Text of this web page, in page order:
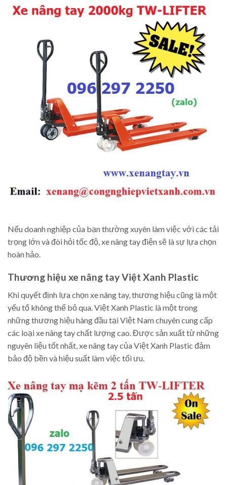
Nếu doanh nghiệp của bạn thường xuyên làm việc với các tải
trọng lớn và đòi hỏi tốc độ, xe nâng tay điện sẽ là sự lựa chọn
hoàn hảo.
Thương hiệu xe nâng tay Việt Xanh Plastic
Khi quyết định lựa chọn xe nâng tay, thương hiệu cũng là một
yếu tố không thể bỏ qua. Việt Xanh Plastic là một trong
những thương hiệu hàng đầu tại Việt Nam chuyên cung cấp
các loại xe nâng tay chất lượng cao. Được sản xuất từ những
nguyên liệu tốt nhất, xe nâng tay của Việt Xanh Plastic đảm
bảo độ bền và hiệu suất làm việc tối ưu.